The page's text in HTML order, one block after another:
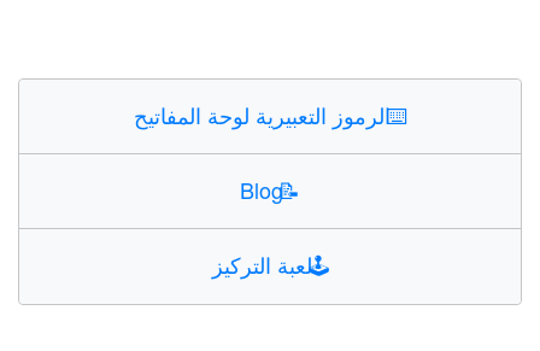
⌨️الرموز التعبيرية لوحة المفاتيح
📝
Blog
🕹️لعبة التركيز